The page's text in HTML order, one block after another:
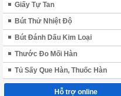
Giấy Tự Tan
Bút Thử Nhiệt Độ
Bút Đánh Dấu Kim Loại
Thước Đo Mối Hàn
Tủ Sấy Que Hàn, Thuốc Hàn
Hỗ trợ online